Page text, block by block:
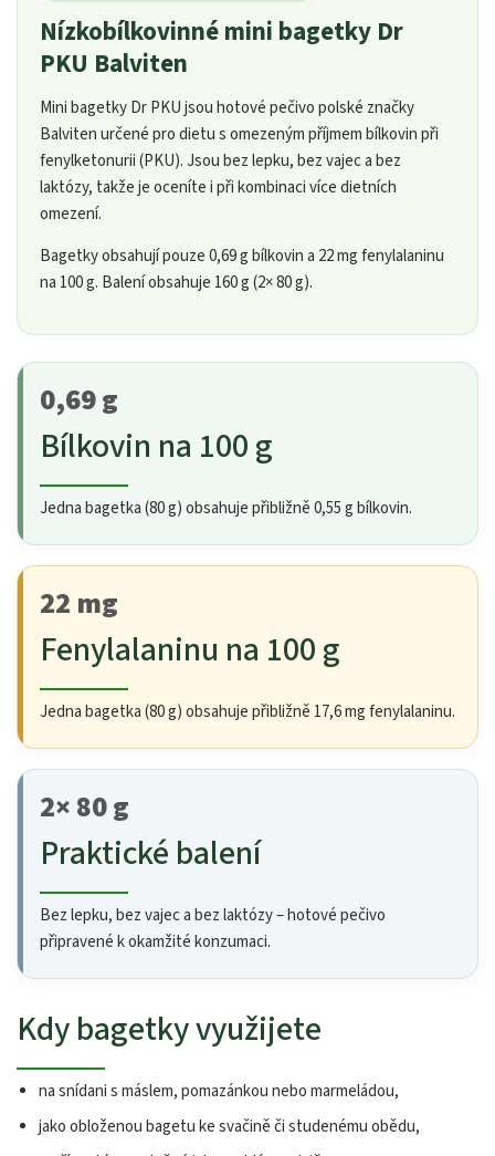
Nízkobílkovinné mini bagetky Dr
PKU Balviten
Mini bagetky Dr PKU jsou hotové pečivo polské značky
Balviten určené pro dietu s omezeným příjmem bílkovin při
fenylketonurii (PKU). Jsou bez lepku, bez vajec a bez
laktózy, takže je oceníte i při kombinaci více dietních
omezení.
Bagetky obsahují pouze 0,69 g bílkovin a 22 mg fenylalaninu
na 100 g. Balení obsahuje 160 g (2× 80 g).
0,69 g
Bílkovin na 100 g
Jedna bagetka (80 g) obsahuje přibližně 0,55 g bílkovin.
22 mg
Fenylalaninu na 100 g
Jedna bagetka (80 g) obsahuje přibližně 17,6 mg fenylalaninu.
2× 80 g
Praktické balení
Bez lepku, bez vajec a bez laktózy – hotové pečivo
připravené k okamžité konzumaci.
Kdy bagetky využijete
na snídani s máslem, pomazánkou nebo marmeládou,
jako obloženou bagetu ke svačině či studenému obědu,